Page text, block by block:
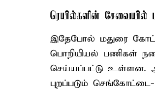
ரெயில்களின் சேவையில்
இதேபோல் மதுரை
பொறியியல் பணிகள்
செய்யப்பட்டு உள்ளன.
புறப்படும்